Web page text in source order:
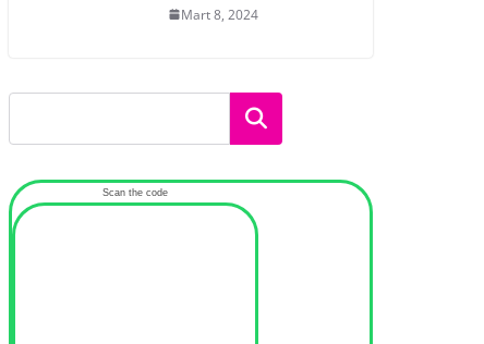
Mart 8, 2024
Ara
Scan the code